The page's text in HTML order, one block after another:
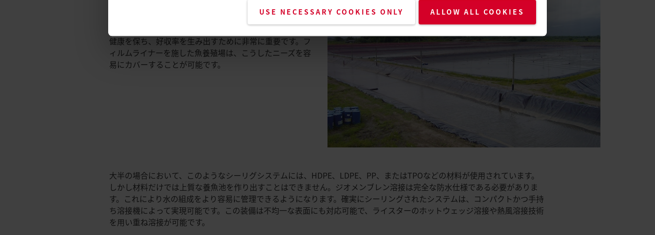
USE NECESSARY COOKIES ONLY ALLOW ALL COOKIES
などの観賞用の魚を飼育するためにフィルムライナーを使
用し、シーリングが施されています。水質管理は魚たちの
健康を保ち、好収率を生み出すために非常に重要です。フ
ィルムライナーを施した魚養殖場は、こうしたニーズを容
易にカバーすることが可能です。
大半の場合において、このようなシーリグシステムには、HDPE、LDPE、PP、またはTPOなどの材料が使用されています。
しかし材料だけでは上質な養魚池を作り出すことはできません。ジオメンブレン溶接は完全な防水仕様である必要がありま
す。これにより水の組成をより容易に管理できるようになります。確実にシーリングされたシステムは、コンパクトかつ手持
ち溶接機によって実現可能です。この装備は不均一な表面にも対応可能で、ライスターのホットウェッジ溶接や熱風溶接技術
を用い重ね溶接が可能です。